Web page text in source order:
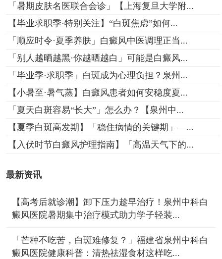
「暑期皮肤名医联合会诊」【上海复旦大学附...
【毕业求职季·特别关注】“白斑焦虑”如何...
「顺应时令·夏季养肤」白癜风中医调理正当...
「别人越晒越黑·你越晒越白」可能是白癜风...
「毕业季·求职季」白斑成为心理负担？泉州...
【小暑至·暑气蒸】白癜风患者如何安稳度夏...
「夏天白斑容易“长大”」怎么办？【泉州中...
【夏季白斑高发期】「稳住病情的关键期」—...
【入伏时节白癜风护理指南】「高温天气下的...
最新资讯
【高考后就诊潮】卸下压力趁早治疗！泉州中科白
癜风医院暑期集中治疗模式助力学子轻装...
「芒种不吃苦，白斑难修复？」福建省泉州中科白
癜风医院健康科普：清热祛湿食材这样吃...